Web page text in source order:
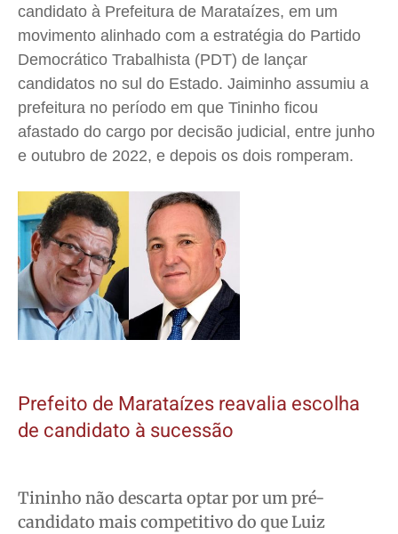
candidato à Prefeitura de Marataízes, em um
movimento alinhado com a estratégia do Partido
Democrático Trabalhista (PDT) de lançar
candidatos no sul do Estado. Jaiminho assumiu a
prefeitura no período em que Tininho ficou
afastado do cargo por decisão judicial, entre junho
e outubro de 2022, e depois os dois romperam.
Prefeito de Marataízes reavalia escolha
de candidato à sucessão
Tininho não descarta optar por um pré-
candidato mais competitivo do que Luiz